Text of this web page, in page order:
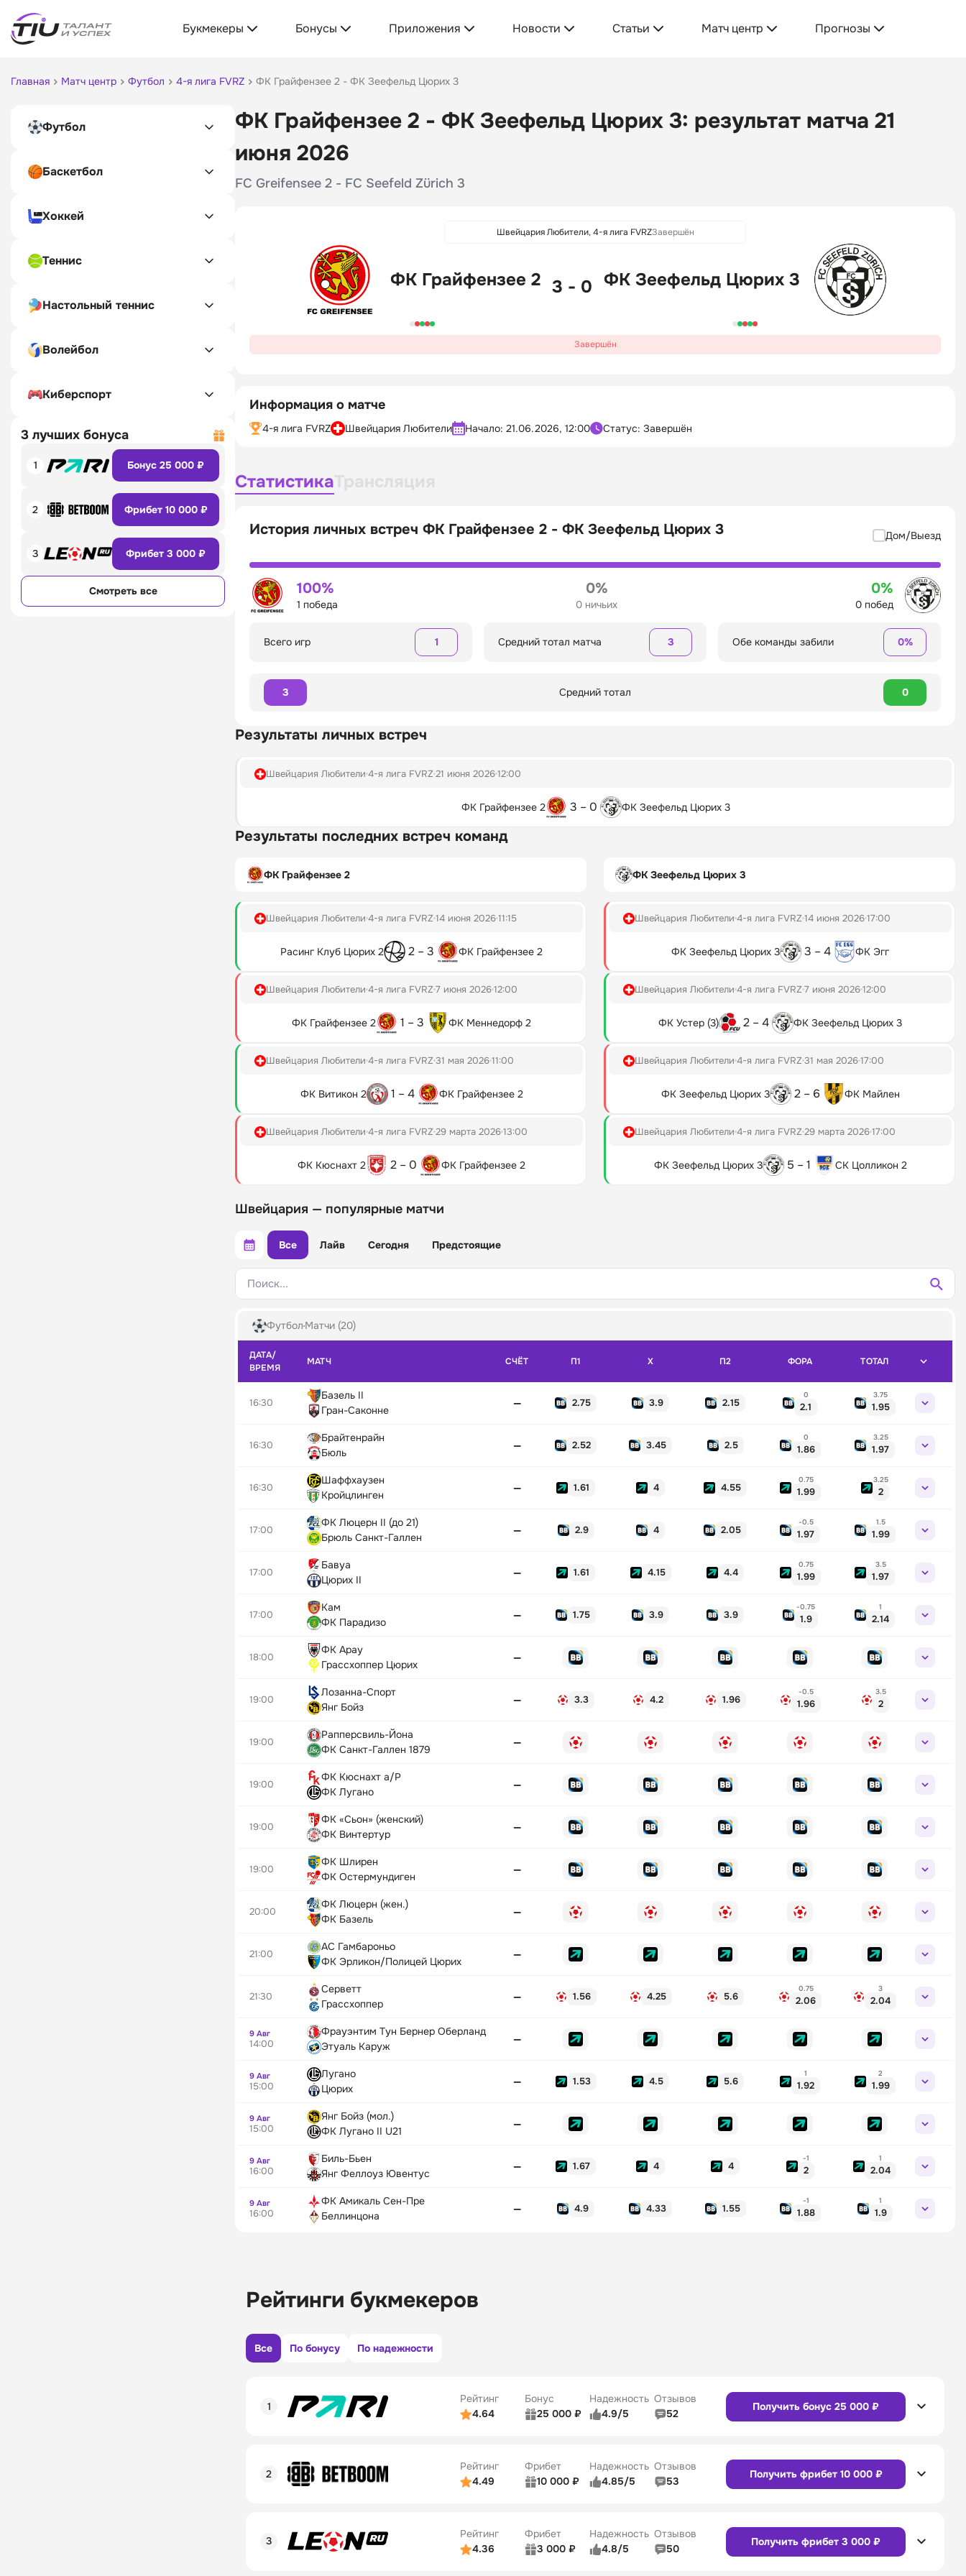
Букмекеры Бонусы Приложения Новости Статьи Матч центр Прогнозы
Главная Матч центр Футбол 4-я лига FVRZ ФК Грайфензее 2 - ФК Зеефельд Цюрих 3
Футбол
Баскетбол
Хоккей
Теннис
Настольный теннис
Волейбол
Киберспорт
3 лучших бонуса
1 Бонус 25 000 ₽
2 Фрибет 10 000 ₽
3 Фрибет 3 000 ₽
Смотреть все
ФК Грайфензее 2 - ФК Зеефельд Цюрих 3: результат матча 21
июня 2026
FC Greifensee 2 - FC Seefeld Zürich 3
Швейцария Любители, 4-я лига FVRZЗавершён
ФК Грайфензее 2 3 - 0 ФК Зеефельд Цюрих 3
Завершён
Информация о матче
4-я лига FVRZ Швейцария Любители Начало: 21.06.2026, 12:00 Статус: Завершён
Статистика
История личных встреч ФК Грайфензее 2 - ФК Зеефельд Цюрих 3 Дом/Выезд
100%
1 победа
0%
0 ничьих
0%
0 побед
Всего игр 1 Средний тотал матча 3 Обе команды забили 0%
3 Средний тотал 0
Результаты личных встреч
Швейцария Любители 4-я лига FVRZ 21 июня 202612:00
ФК Грайфензее 2 3 – 0 ФК Зеефельд Цюрих 3
Результаты последних встреч команд
ФК Грайфензее 2
Швейцария Любители 4-я лига FVRZ 14 июня 202611:15
Расинг Клуб Цюрих 2 2 – 3 ФК Грайфензее 2
Швейцария Любители 4-я лига FVRZ 7 июня 202612:00
ФК Грайфензее 2 1 – 3 ФК Меннедорф 2
Швейцария Любители 4-я лига FVRZ 31 мая 202611:00
ФК Витикон 2 1 – 4 ФК Грайфензее 2
Швейцария Любители 4-я лига FVRZ 29 марта 202613:00
ФК Кюснахт 2 2 – 0 ФК Грайфензее 2
ФК Зеефельд Цюрих 3
Швейцария Любители 4-я лига FVRZ 14 июня 202617:00
ФК Зеефельд Цюрих 3 3 – 4 ФК Эгг
Швейцария Любители 4-я лига FVRZ 7 июня 202612:00
ФК Устер (3) 2 – 4 ФК Зеефельд Цюрих 3
Швейцария Любители 4-я лига FVRZ 31 мая 202617:00
ФК Зеефельд Цюрих 3 2 – 6 ФК Майлен
Швейцария Любители 4-я лига FVRZ 29 марта 202617:00
ФК Зеефельд Цюрих 3 5 – 1 СК Цолликон 2
Швейцария — популярные матчи
Все Лайв Сегодня Предстоящие
Поиск...
Футбол Матчи (20)
ДАТА/
ВРЕМЯ
МАТЧ СЧЁТ П1 X П2 ФОРА ТОТАЛ
16:30
Базель II
Гран-Саконне
— 2.75 3.9 2.15
0
2.1
3.75
1.95
16:30
Брайтенрайн
Бюль
— 2.52 3.45 2.5
0
1.86
3.25
1.97
16:30
Шаффхаузен
Кройцлинген
— 1.61 4 4.55
0.75
1.99
3.25
2
17:00
ФК Люцерн II (до 21)
Брюль Санкт-Галлен
— 2.9 4 2.05
-0.5
1.97
1.5
1.99
17:00
Бавуа
Цюрих II
— 1.61 4.15 4.4
0.75
1.99
3.5
1.97
17:00
Кам
ФК Парадизо
— 1.75 3.9 3.9
-0.75
1.9
1
2.14
18:00
ФК Арау
Грассхоппер Цюрих
—
19:00
Лозанна-Спорт
Янг Бойз
— 3.3 4.2 1.96
-0.5
1.96
3.5
2
19:00
Рапперсвиль-Йона
ФК Санкт-Галлен 1879
—
19:00
ФК Кюснахт а/Р
ФК Лугано
—
19:00
ФК «Сьон» (женский)
ФК Винтертур
—
19:00
ФК Шлирен
ФК Остермундиген
—
20:00
ФК Люцерн (жен.)
ФК Базель
—
21:00
АС Гамбароньо
ФК Эрликон/Полицей Цюрих
—
21:30
Серветт
Грассхоппер
— 1.56 4.25 5.6
0.75
2.06
3
2.04
9 Авг
14:00
Фрауэнтим Тун Бернер Оберланд
Этуаль Каруж
—
9 Авг
15:00
Лугано
Цюрих
— 1.53 4.5 5.6
1
1.92
2
1.99
9 Авг
15:00
Янг Бойз (мол.)
ФК Лугано II U21
—
9 Авг
16:00
Биль-Бьен
Янг Феллоуз Ювентус
— 1.67 4 4
-1
2
1
2.04
9 Авг
16:00
ФК Амикаль Сен-Пре
Беллинцона
— 4.9 4.33 1.55
-1
1.88
1
1.9
Рейтинги букмекеров
Все По бонусу По надежности
Рейтинг
4.64
Бонус
25 000 ₽
Надежность
4.9/5
Отзывов
52
Получить бонус 25 000 ₽
Бонусы и акции
5/5
Сайт Приложение
Рейтинг
4.49
Фрибет
10 000 ₽
Надежность
4.85/5
Отзывов
53
Получить фрибет 10 000 ₽
Бонусы и акции
5/5
Рейтинг
4.36
Фрибет
3 000 ₽
Надежность
4.8/5
Отзывов
50
Получить фрибет 3 000 ₽